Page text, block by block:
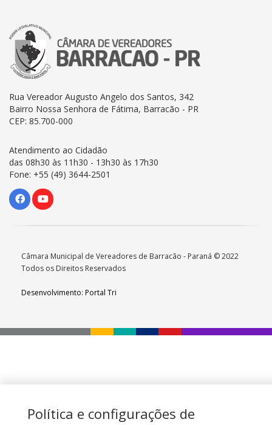
Rua Vereador Augusto Angelo dos Santos, 342
Bairro Nossa Senhora de Fátima, Barracão - PR
CEP: 85.700-000
Atendimento ao Cidadão
das 08h30 às 11h30 - 13h30 às 17h30
Fone: +55 (49) 3644-2501
Câmara Municipal de Vereadores de Barracão - Paraná © 2022
Todos os Direitos Reservados
Desenvolvimento: Portal Tri
Política e configurações de